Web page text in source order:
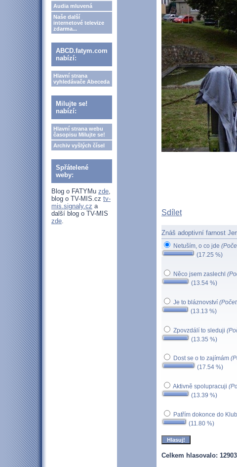
Audia mluvená
Naše další
internetové televize
zdarma...
ABCD.fatym.com
nabízí:
Hlavní strana
vyhledávače Abeceda
Milujte se!
nabízí:
Hlavní strana webu
časopisu Milujte se!
Archiv vyšlých čísel
Spřátelené
weby:
Blog o FATYMu zde,
blog o TV-MIS.cz tv-
mis.signaly.cz a
další blog o TV-MIS
zde.
Sdílet
Znáš adoptivní farnost
Netuším, o co jde
(17.25 %)
Něco jsem zaslechl
(13.54 %)
Je to bláznovství
(13.13 %)
Zpovzdálí to sleduji
(13.35 %)
Dost se o to zajímám
(17.54 %)
Aktivně spolupracuji
(13.39 %)
Patřím dokonce do
(11.80 %)
Celkem hlasovalo: 12903